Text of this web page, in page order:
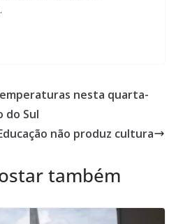
nesta quarta-
do Sul
não produz cultura
também